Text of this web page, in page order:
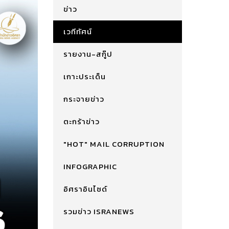
ข่าว
เวทีทัศน์
รายงาน-สกู๊ป
เกาะประเด็น
กระจายข่าว
ตะกร้าข่าว
"HOT" MAIL CORRUPTION
INFOGRAPHIC
อิศราอินไซด์
รวมข่าว ISRANEWS